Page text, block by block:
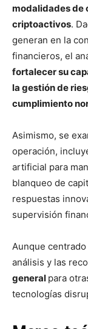
modalidades de
criptoactivos.
generan en la
financieros, el
fortalecer su
la gestión de
cumplimiento
Asimismo, se
operación,
artificial para
blanqueo de
respuestas
supervisión
Aunque
análisis y las
general para
tecnologías